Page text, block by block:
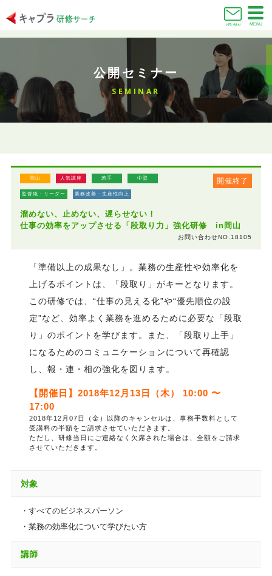
お問い合わせ MENU
公開セミナー
SEMINAR
開催終了
岡山 人気講座 若手 中堅
監督職・リーダー 業務改善・生産性向上
溜めない、止めない、遅らせない！
仕事の効率をアップさせる「段取り力」強化研修 in岡山
お問い合わせNO.18105
「準備以上の成果なし」。業務の生産性や効率化を
上げるポイントは、「段取り」がキーとなります。
この研修では、“仕事の見える化”や“優先順位の設
定”など、効率よく業務を進めるために必要な「段取
り」のポイントを学びます。また、「段取り上手」
になるためのコミュニケーションについて再確認
し、報・連・相の強化を図ります。
【開催日】2018年12月13日（木） 10:00 〜
17:00
2018年12月07日（金）以降のキャンセルは、事務手数料として
受講料の半額をご請求させていただきます。
ただし、研修当日にご連絡なく欠席された場合は、全額をご請求
させていただきます。
対象
・すべてのビジネスパーソン
・業務の効率化について学びたい方
講師